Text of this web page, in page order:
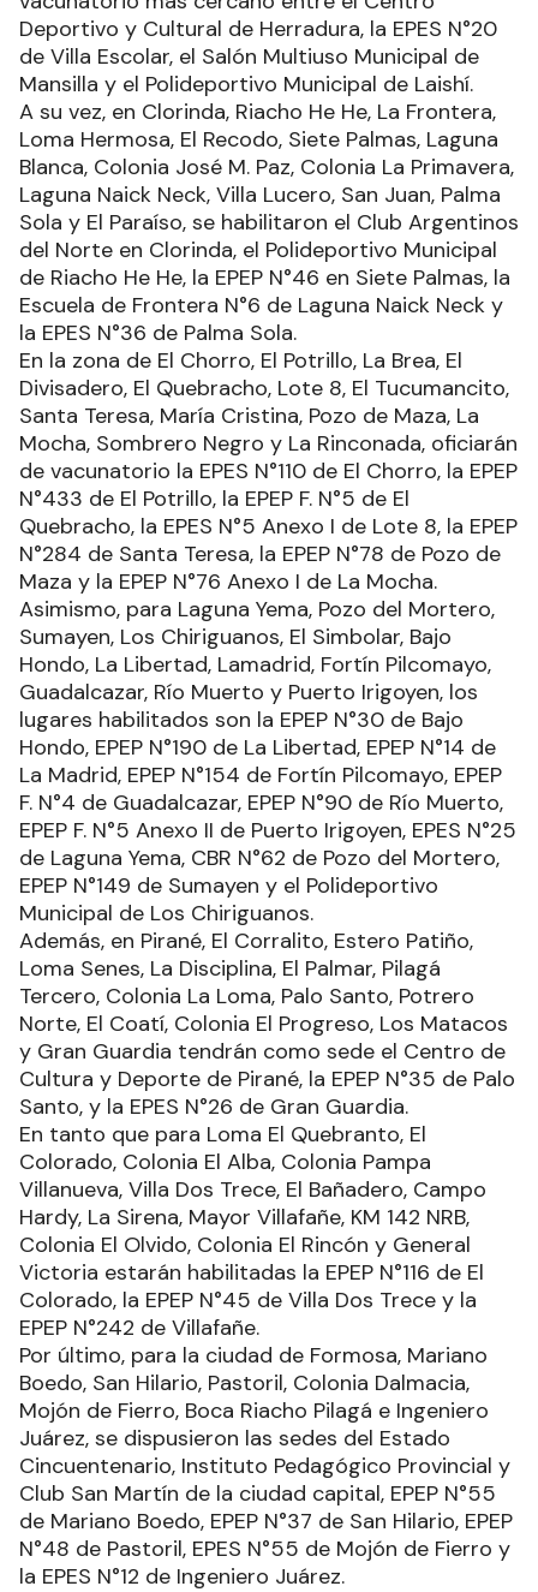
Deportivo y Cultural de Herradura, la EPES N°20
de Villa Escolar, el Salón Multiuso Municipal de
Mansilla y el Polideportivo Municipal de Laishí.
A su vez, en Clorinda, Riacho He He, La Frontera,
Loma Hermosa, El Recodo, Siete Palmas, Laguna
Blanca, Colonia José M. Paz, Colonia La Primavera,
Laguna Naick Neck, Villa Lucero, San Juan, Palma
Sola y El Paraíso, se habilitaron el Club Argentinos
del Norte en Clorinda, el Polideportivo Municipal
de Riacho He He, la EPEP N°46 en Siete Palmas, la
Escuela de Frontera N°6 de Laguna Naick Neck y
la EPES N°36 de Palma Sola.
En la zona de El Chorro, El Potrillo, La Brea, El
Divisadero, El Quebracho, Lote 8, El Tucumancito,
Santa Teresa, María Cristina, Pozo de Maza, La
Mocha, Sombrero Negro y La Rinconada, oficiarán
de vacunatorio la EPES N°110 de El Chorro, la EPEP
N°433 de El Potrillo, la EPEP F. N°5 de El
Quebracho, la EPES N°5 Anexo I de Lote 8, la EPEP
N°284 de Santa Teresa, la EPEP N°78 de Pozo de
Maza y la EPEP N°76 Anexo I de La Mocha.
Asimismo, para Laguna Yema, Pozo del Mortero,
Sumayen, Los Chiriguanos, El Simbolar, Bajo
Hondo, La Libertad, Lamadrid, Fortín Pilcomayo,
Guadalcazar, Río Muerto y Puerto Irigoyen, los
lugares habilitados son la EPEP N°30 de Bajo
Hondo, EPEP N°190 de La Libertad, EPEP N°14 de
La Madrid, EPEP N°154 de Fortín Pilcomayo, EPEP
F. N°4 de Guadalcazar, EPEP N°90 de Río Muerto,
EPEP F. N°5 Anexo II de Puerto Irigoyen, EPES N°25
de Laguna Yema, CBR N°62 de Pozo del Mortero,
EPEP N°149 de Sumayen y el Polideportivo
Municipal de Los Chiriguanos.
Además, en Pirané, El Corralito, Estero Patiño,
Loma Senes, La Disciplina, El Palmar, Pilagá
Tercero, Colonia La Loma, Palo Santo, Potrero
Norte, El Coatí, Colonia El Progreso, Los Matacos
y Gran Guardia tendrán como sede el Centro de
Cultura y Deporte de Pirané, la EPEP N°35 de Palo
Santo, y la EPES N°26 de Gran Guardia.
En tanto que para Loma El Quebranto, El
Colorado, Colonia El Alba, Colonia Pampa
Villanueva, Villa Dos Trece, El Bañadero, Campo
Hardy, La Sirena, Mayor Villafañe, KM 142 NRB,
Colonia El Olvido, Colonia El Rincón y General
Victoria estarán habilitadas la EPEP N°116 de El
Colorado, la EPEP N°45 de Villa Dos Trece y la
EPEP N°242 de Villafañe.
Por último, para la ciudad de Formosa, Mariano
Boedo, San Hilario, Pastoril, Colonia Dalmacia,
Mojón de Fierro, Boca Riacho Pilagá e Ingeniero
Juárez, se dispusieron las sedes del Estado
Cincuentenario, Instituto Pedagógico Provincial y
Club San Martín de la ciudad capital, EPEP N°55
de Mariano Boedo, EPEP N°37 de San Hilario, EPEP
N°48 de Pastoril, EPES N°55 de Mojón de Fierro y
la EPES N°12 de Ingeniero Juárez.